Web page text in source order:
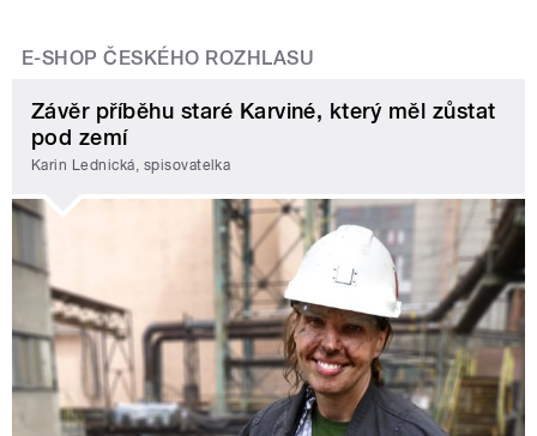
E-SHOP ČESKÉHO ROZHLASU
Závěr příběhu staré Karviné, který měl zůstat
pod zemí
Karin Lednická, spisovatelka